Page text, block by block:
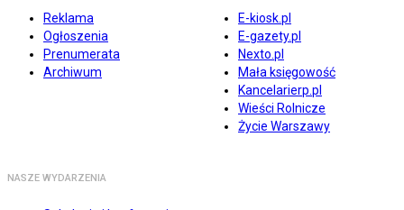
Reklama
Ogłoszenia
Prenumerata
Archiwum
E-kiosk.pl
E-gazety.pl
Nexto.pl
Mała księgowość
Kancelarierp.pl
Wieści Rolnicze
Życie Warszawy
NASZE WYDARZENIA